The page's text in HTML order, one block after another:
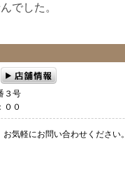
でした。
３号
００
お気軽にお問い合わせください。